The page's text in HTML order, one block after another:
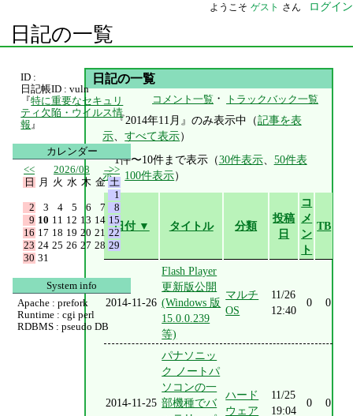
ようこそ ゲスト さん ログイン
日記の一覧
日記の一覧
コメント一覧 ・ トラックバック一覧
『2014年11月』のみ表示中（記事を表
示、すべて表示）
1件〜10件まで表示（30件表示、 50件表
示、 100件表示）
日付 ▼ タイトル 分類
投稿
日
コ
メ
ン
ト
TB
2014-11-26
Flash Player
更新版公開
(Windows 版
15.0.0.239
等)
マルチ
OS
11/26
12:40
0 0
2014-11-25
パナソニッ
ク ノートパ
ソコンの一
部機種でバ
ハード
ウェア
11/25
19:04
0 0
ID :
日記帳ID : vuln
『特に重要なセキュリ
ティ欠陥・ウイルス情
報 』
カレンダー
<<
2026/08
>>
日
月 火 水 木 金 土
1
2
3 4 5 6 7
8
9 10 11 12 13 14 15
16 17 18 19 20 21 22
23 24 25 26 27 28 29
30 31
System info
Apache : prefork
Runtime : cgi perl
RDBMS : pseudo DB